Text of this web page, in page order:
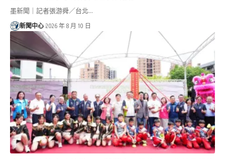
墨新聞｜記者張游舜／台北…
新聞中心 2026 年 8 月 10 日